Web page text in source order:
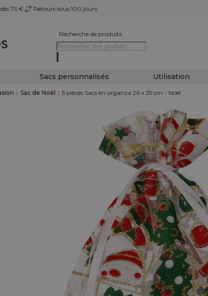
75 € Retours sous 100 jours
Recherche de produits
Sacs personnalisés Utilisation
| Sac de Noël | 5 pièces Sacs en organza 26 x 35 cm - Noël